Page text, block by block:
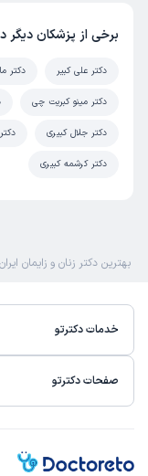
لیلا
زمان انتظار:
این پزشک را
برخی از پزشکان دیگر
دکتر علی کبیر دکتر
دکتر مینو کبریت چی
دکتر جلال کبیری
دکتر کرشمه کبیری
بهترین دکتر زنان و زایمان ایران
خدمات دکترتو
صفحات دکترتو